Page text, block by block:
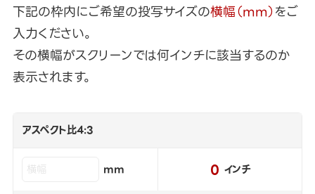
下記の枠内にご希望の投写サイズの横幅（mm）をご
入力ください。
その横幅がスクリーンでは何インチに該当するのか
表示されます。
アスペクト比4:3
mm 0 インチ